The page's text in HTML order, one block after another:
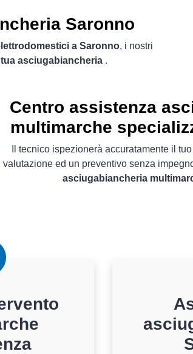
Saronno
a Saronno, i nostri
tua asciugabiancheria .
Centro assistenza
multimarche
Il tecnico ispezionerà accuratamente il
valutazione ed un preventivo senza
asciugabiancheria